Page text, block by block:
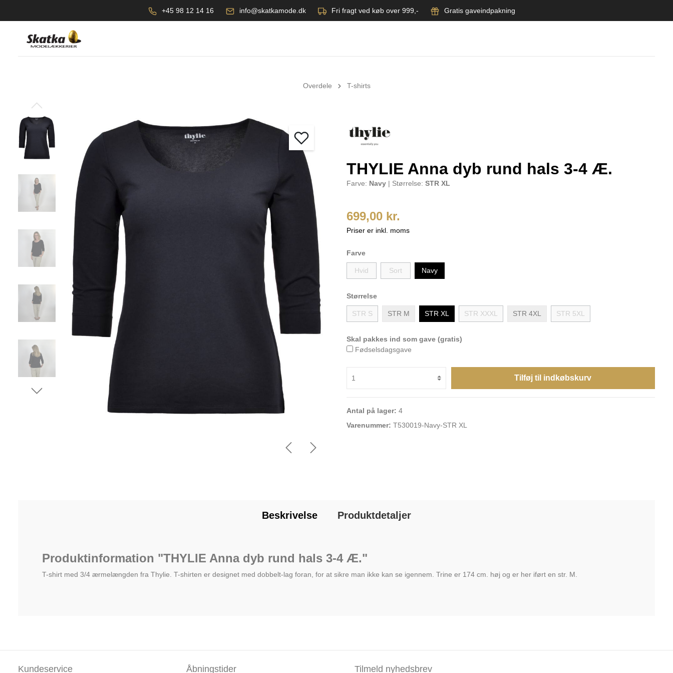
+45 98 12 14 16 info@skatkamode.dk Fri fragt ved køb over 999,- Gratis gaveindpakning
Overdele T-shirts
THYLIE Anna dyb rund hals 3-4 Æ.
Farve: Navy | Størrelse: STR XL
699,00 kr.
Priser er inkl. moms
Farve
Hvid Sort Navy
Størrelse
STR S STR M STR XL STR XXXL STR 4XL STR 5XL
Skal pakkes ind som gave (gratis)
Fødselsdagsgave
Tilføj til indkøbskurv
Antal på lager: 4
Varenummer: T530019-Navy-STR XL
Beskrivelse Produktdetaljer
Produktinformation "THYLIE Anna dyb rund hals 3-4 Æ."
T-shirt med 3/4 ærmelængden fra Thylie. T-shirten er designet med dobbelt-lag foran, for at sikre man ikke kan se igennem. Trine er 174 cm. høj og er her iført en str. M.
Tilmeld nyhedsbrev
Åbningstider
Kundeservice